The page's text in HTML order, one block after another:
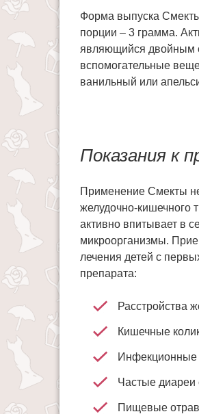
Форма выпуска
порции – 3 грамма.
являющийся двойным
вспомогательные
ванильный или
Показания к
Применение Смекты
желудочно-кишечного
активно впитывает в
микроорганизмы.
лечения детей с
препарата:
Расстройства
Кишечные
Инфекционные
Частые диареи
Пищевые